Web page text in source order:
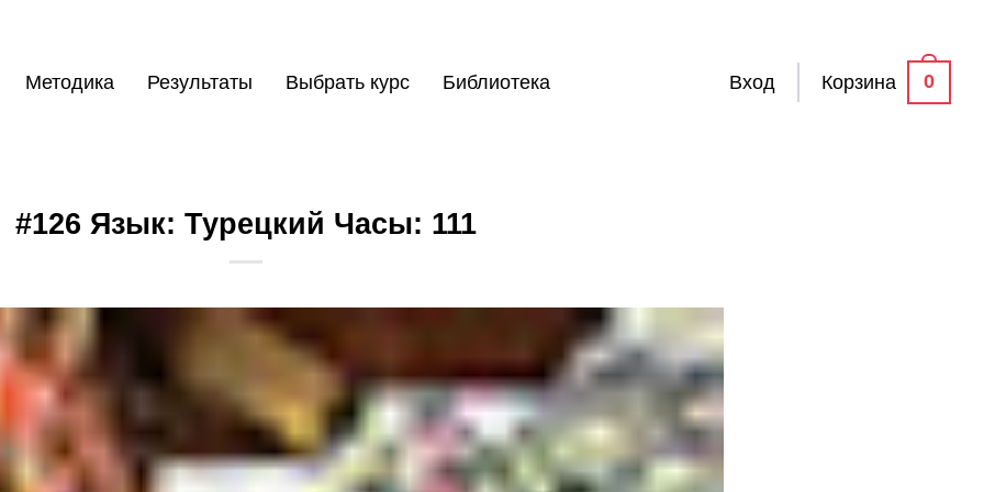
Методика Результаты Выбрать курс Библиотека Вход Корзина 0
#126 Язык: Турецкий Часы: 111